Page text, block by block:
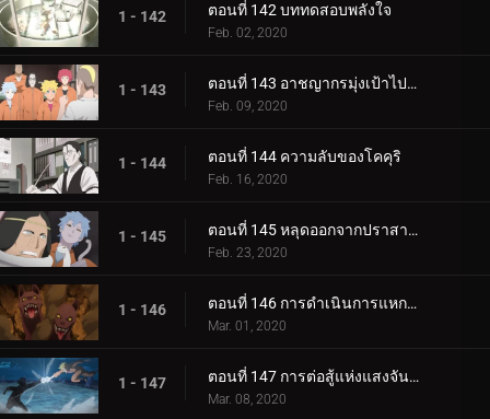
1 - 142 ตอนที่ 142 บททดสอบพลังใจ
Feb. 02, 2020
1 - 143 ตอนที่ 143 อาชญากรมุ่งเป้าไปที่โคคุริ
Feb. 09, 2020
1 - 144 ตอนที่ 144 ความลับของโคคุริ
Feb. 16, 2020
1 - 145 ตอนที่ 145 หลุดออกจากปราสาทโฮซึกิ
Feb. 23, 2020
1 - 146 ตอนที่ 146 การดำเนินการแหกคุก
Mar. 01, 2020
1 - 147 ตอนที่ 147 การต่อสู้แห่งแสงจันทร์อันเป็นเวรกรรม
Mar. 08, 2020